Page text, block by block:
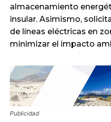
almacenamiento
insular. Asimismo,
de líneas eléctricas en
minimizar el impacto
Publicidad